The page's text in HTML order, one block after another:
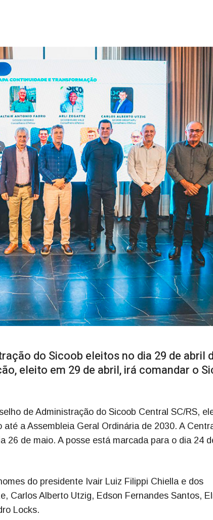
do Sicoob eleitos no dia 29 de abril
eleito em 29 de abril, irá comandar o
de Administração do Sicoob Central SC/RS,
a Assembleia Geral Ordinária de 2030. A
26 de maio. A posse está marcada para o dia 24
do presidente Ivair Luiz Filippi Chiella e dos
Carlos Alberto Utzig, Edson Fernandes Santos,
Locks.